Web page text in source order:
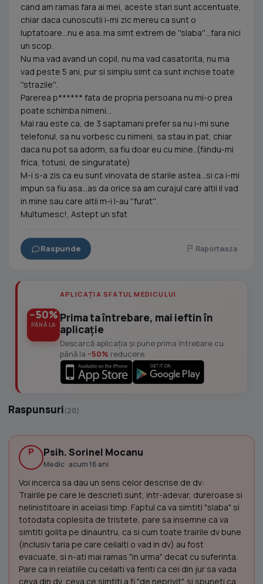
cand am ramas fara ai mei, aceste stari sunt accentuate,
chiar daca cunoscutii i-mi zic mereu ca sunt o
luptatoare...nu e asa..ma simt extrem de ''slaba''...fara nici
un scop.
Nu ma vad avand un copil, nu ma vad casatorita, nu ma
vad peste 5 ani, pur si simplu simt ca sunt inchise toate
''strazile''.
Parerea p****** fata de propria persoana nu mi-o prea
poate schimba nimeni...
Mai rau este ca, de 3 saptamani prefer sa nu i-mi sune
telefonul, sa nu vorbesc cu nimeni, sa stau in pat, chiar
daca nu pot sa adorm, sa fiu doar eu cu mine..(fiindu-mi
frica, totusi, de singuratate)
M-i s-a zis ca eu sunt vinovata de starile astea...si ca i-mi
impun sa fiu asa...as da orice sa am curajul care altii il vad
in mine sau care altii m-i l-au ''furat''.
Multumesc!, Astept un sfat
Raspunde Raporteaza
−50%
PÂNĂ LA
APLICAȚIA SFATUL MEDICULUI
Prima ta întrebare, mai ieftin în
aplicație
Descarcă aplicația și pune prima întrebare cu
până la −50% reducere.
Raspunsuri(20)
P Psih. Sorinel Mocanu
Medic · acum 16 ani
Voi incerca sa dau un sens celor descrise de dv:
Trairile pe care le descrieti sunt, intr-adevar, dureroase si
nelinistitoare in acelasi timp. Faptul ca va simtiti "slaba" si
totodata coplesita de tristete, pare sa insemne ca va
simtiti golita pe dinauntru, ca si cum toate trairile dv bune
(inclusiv taria pe care ceilalti o vad in dv) au fost
evacuate, si n-ati mai ramas "in urma" decat cu suferinta.
Pare ca in relatiile cu ceilalti va feriti ca cei din jur sa vada
ceva din dv, ceva ce simtiti a fi "de neprivit", si spuneti ca